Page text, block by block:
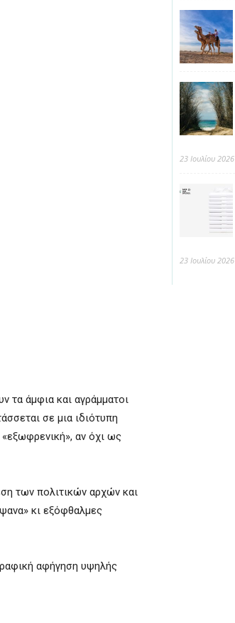
τα άμφια και αγράμματοι
σε μια ιδιότυπη
αν όχι ως
των πολιτικών αρχών και
κι εξόφθαλμες
αφήγηση υψηλής
23 Ιουλίου 2026
23 Ιουλίου 2026